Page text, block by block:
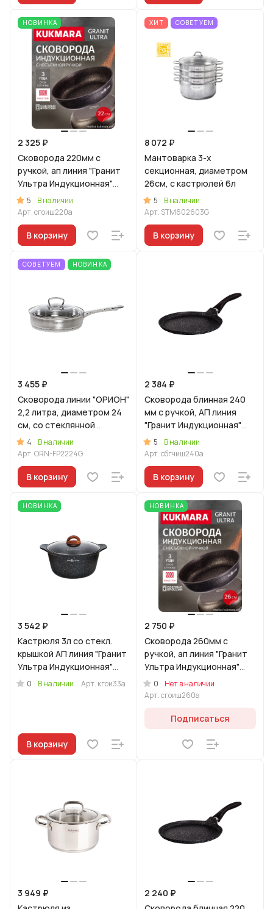
НОВИНКА
2 325 ₽
Сковорода 220мм с
ручкой, ап линия "Гранит
Ультра Индукционная"
(оригинальный)
5
В наличии
Арт.сгоиш220а
В корзину
ХИТ СОВЕТУЕМ
8 072 ₽
Мантоварка 3-х
секционная, диаметром
26см, с кастрюлей 6л
5
В наличии
Арт. STM602603G
В корзину
СОВЕТУЕМ НОВИНКА
3 455 ₽
Сковорода линии "ОРИОН"
2,2 литра, диаметром 24
см, со стеклянной
крышкой
4
В наличии
Арт.ORN-FP2224G
В корзину
2 384 ₽
Сковорода блинная 240
мм с ручкой, АП линия
"Гранит Индукционная"
(черный)
5
В наличии
Арт.сбгчиш240а
В корзину
НОВИНКА
3 542 ₽
Кастрюля 3л со стекл.
крышкой АП линия "Гранит
Ультра Индукционная"
(оригинальный)
0 В наличии Арт. кгои33а
В корзину
НОВИНКА
2 750 ₽
Сковорода 260мм с
ручкой, ап линия "Гранит
Ультра Индукционная"
(оригинальный)
0
Нет в наличии
Арт.сгоиш260а
Подписаться
3 949 ₽
2 240 ₽